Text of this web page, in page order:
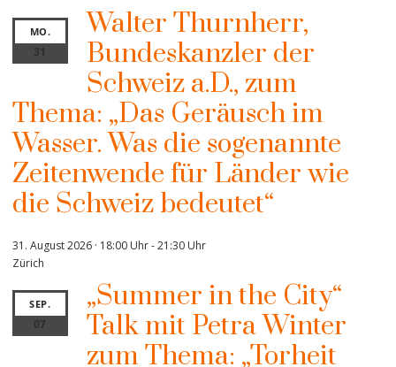
MO.
31
Walter Thurnherr,
Bundeskanzler der
Schweiz a.D., zum
Thema: „Das Geräusch im
Wasser. Was die sogenannte
Zeitenwende für Länder wie
die Schweiz bedeutet“
31. August 2026 · 18:00 Uhr-21:30 Uhr
Zürich
SEP.
07
„Summer in the City“
Talk mit Petra Winter
zum Thema: „Torheit